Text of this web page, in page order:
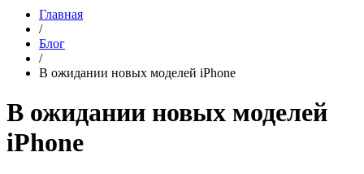
Главная
/
Блог
/
В ожидании новых моделей iPhone
В ожидании новых моделей
iPhone